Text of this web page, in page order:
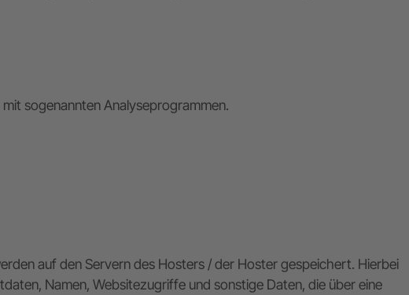
sogenannten Analyseprogrammen.
auf den Servern des Hosters / der Hoster gespeichert. Hierbei
Namen, Websitezugriffe und sonstige Daten, die über eine